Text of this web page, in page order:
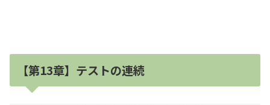
【第13章】テストの連続